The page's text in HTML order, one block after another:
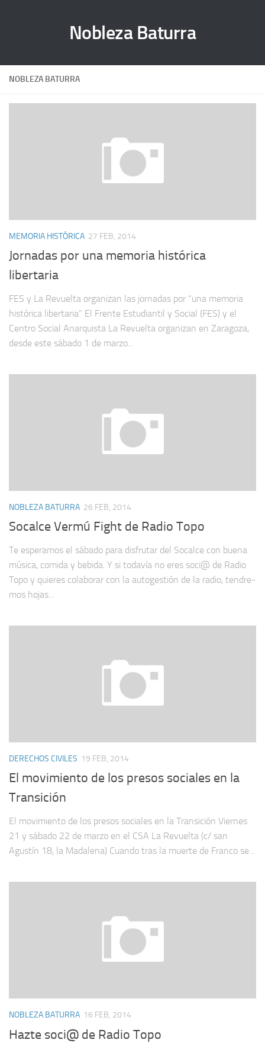
Nobleza Baturra
NOBLEZA BATURRA
MEMORIA HISTÓRICA 27 FEB, 2014
Jornadas por una memoria histórica
libertaria
FES y La Revuelta organizan las jornadas por “una memoria
histórica libertaria” El Frente Estudiantil y Social (FES) y el
Centro Social Anarquista La Revuelta organizan en Zaragoza,
desde este sábado 1 de marzo...
NOBLEZA BATURRA 26 FEB, 2014
Socalce Vermú Fight de Radio Topo
Te espe­ra­mos el sábado para dis­fru­tar del Socalce con buena
música, comida y bebida. Y si toda­vía no eres soci@ de Radio
Topo y quie­res cola­bo­rar con la auto­ges­tión de la radio, ten­dre­
mos hojas...
DERECHOS CIVILES 19 FEB, 2014
El movimiento de los presos sociales en la
Transición
El movimiento de los presos sociales en la Transición Viernes
21 y sábado 22 de marzo en el CSA La Revuelta (c/ san
Agustín 18, la Madalena) Cuando tras la muerte de Franco se...
NOBLEZA BATURRA 16 FEB, 2014
Hazte soci@ de Radio Topo